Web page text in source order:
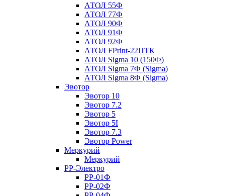
АТОЛ 55Ф
АТОЛ 77Ф
АТОЛ 90Ф
АТОЛ 91Ф
АТОЛ 92Ф
АТОЛ FPrint-22ПТК
АТОЛ Sigma 10 (150Ф)
АТОЛ Sigma 7Ф (Sigma)
АТОЛ Sigma 8Ф (Sigma)
Эвотор
Эвотор 10
Эвотор 7.2
Эвотор 5
Эвотор 5I
Эвотор 7.3
Эвотор Power
Меркурий
Меркурий
РР-Электро
РР-01Ф
РР-02Ф